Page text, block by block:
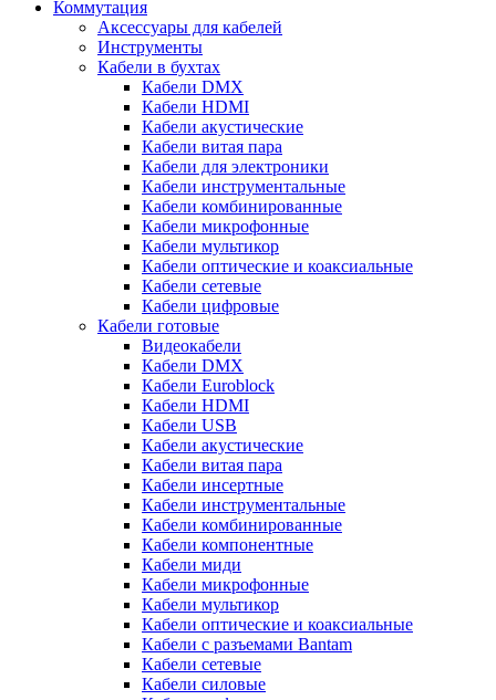
Коммутация
Аксессуары для кабелей
Инструменты
Кабели в бухтах
Кабели DMX
Кабели HDMI
Кабели акустические
Кабели витая пара
Кабели для электроники
Кабели инструментальные
Кабели комбинированные
Кабели микрофонные
Кабели мультикор
Кабели оптические и коаксиальные
Кабели сетевые
Кабели цифровые
Кабели готовые
Видеокабели
Кабели DMX
Кабели Euroblock
Кабели HDMI
Кабели USB
Кабели акустические
Кабели витая пара
Кабели инсертные
Кабели инструментальные
Кабели комбинированные
Кабели компонентные
Кабели миди
Кабели микрофонные
Кабели мультикор
Кабели оптические и коаксиальные
Кабели с разъемами Bantam
Кабели сетевые
Кабели силовые